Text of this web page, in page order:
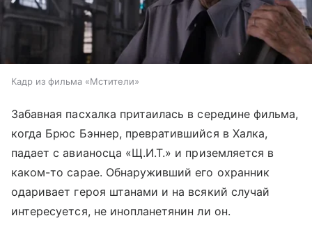
Кадр из фильма «Мстители»
Забавная пасхалка притаилась в середине фильма,
когда Брюс Бэннер, превратившийся в Халка,
падает с авианосца «Щ.И.Т.» и приземляется в
каком-то сарае. Обнаруживший его охранник
одаривает героя штанами и на всякий случай
интересуется, не инопланетянин ли он.